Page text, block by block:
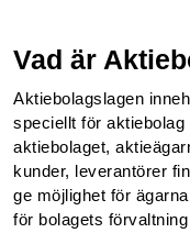
Vad är
Aktiebolagslagen
speciellt för
aktiebolaget,
kunder, leverantörer
ge möjlighet för
för bolagets